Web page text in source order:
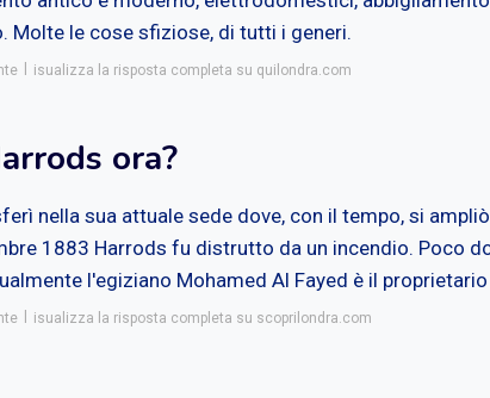
Molte le cose sfiziose, di tutti i generi.
isualizza la risposta completa su quilondra.com
ora?
nella sua attuale sede dove, con il tempo, si
1883 Harrods fu distrutto da un incendio. Poco
l'egiziano Mohamed Al Fayed è il
isualizza la risposta completa su scoprilondra.com